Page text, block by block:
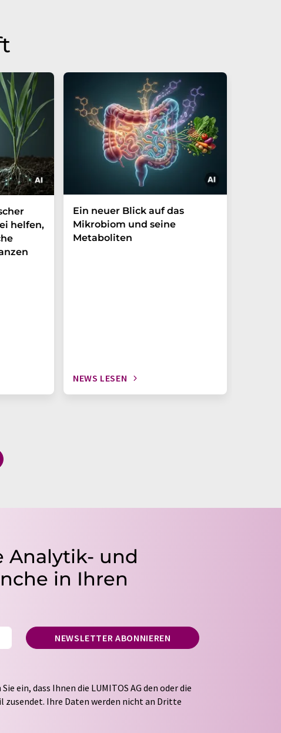
helfen,
Ein neuer Blick auf das
Mikrobiom und seine
Metaboliten
NEWS LESEN
Analytik- und
in Ihren
NEWSLETTER ABONNIEREN
ein, dass Ihnen die LUMITOS AG den oder die
Ihre Daten werden nicht an Dritte
Ihrer Daten durch die LUMITOS AG erfolgt